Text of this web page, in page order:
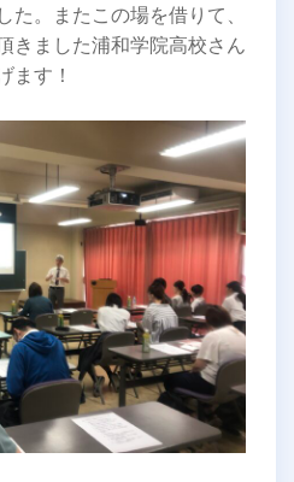
。またこの場を借りて、
きました浦和学院高校さん
ます！